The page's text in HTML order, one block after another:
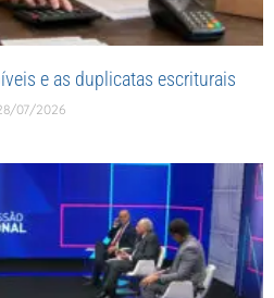
e as duplicatas escriturais
07/2026